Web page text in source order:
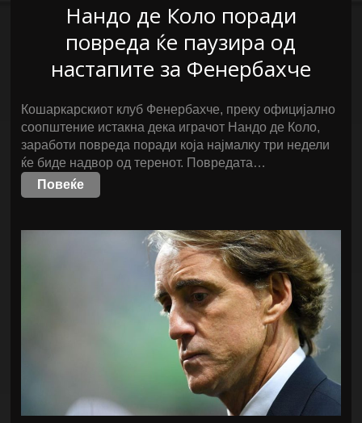
Нандо де Коло поради
повреда ќе паузира од
настапите за Фенербахче
Кошаркарскиот клуб Фенербахче, преку официјално
соопштение истакна дека играчот Нандо де Коло,
заработи повреда поради која најмалку три недели
ќе биде надвор од теренот. Повредата…
Повеќе